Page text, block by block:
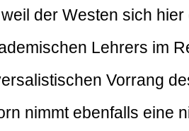
der Westen sich
Lehrers im
Vorrang
nimmt ebenfalls eine